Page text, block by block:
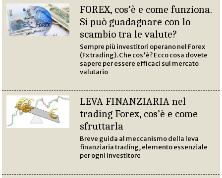
FOREX, cos’è e come funziona.
Si può guadagnare con lo
scambio tra le valute?
Sempre più investitori operano nel Forex
(Fx trading). Che cos'è? Ecco cosa dovete
sapere per essere efficaci sul mercato
valutario
LEVA FINANZIARIA nel
trading Forex, cos’è e come
sfruttarla
Breve guida al meccanismo della leva
finanziaria trading, elemento essenziale
per ogni investitore